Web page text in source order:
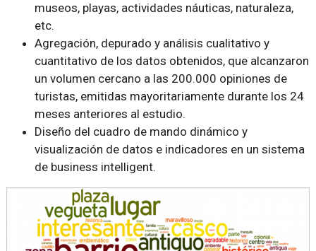
museos, playas, actividades náuticas, naturaleza,
etc.
Agregación, depurado y análisis cualitativo y
cuantitativo de los datos obtenidos, que alcanzaron
un volumen cercano a las 200.000 opiniones de
turistas, emitidas mayoritariamente durante los 24
meses anteriores al estudio.
Diseño del cuadro de mando dinámico y
visualización de datos e indicadores en un sistema
de business intelligent.